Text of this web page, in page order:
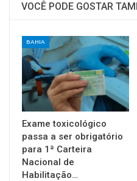
VOCÊ PODE GOSTAR
BAHIA
Exame toxicológico
passa a ser obrigatório
para 1ª Carteira
Nacional de
Habilitação…